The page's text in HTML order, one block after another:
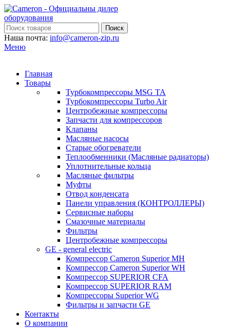
Поиск
Наша почта: info@cameron-zip.ru
Меню
Главная
Товары
Турбокомпрессоры MSG TA
Турбокомпрессоры Turbo Air
Центробежные компрессоры
Запчасти для компрессоров
Клапаны
Масляные насосы
Старые обогреватели
Теплообменники (Масляные радиаторы)
Уплотнительные кольца
Масляные фильтры
Муфты
Отвод конденсата
Панели управления (КОНТРОЛЛЕРЫ)
Сервисные наборы
Смазочные материалы
Фильтры
Центробежные компрессоры
GE - general electric
Компрессор Cameron Superior MH
Компрессор Cameron Superior WH
Компрессор SUPERIOR CFA
Компрессор SUPERIOR RAM
Компрессоры Superior WG
Фильтры и запчасти GE
Контакты
О компании